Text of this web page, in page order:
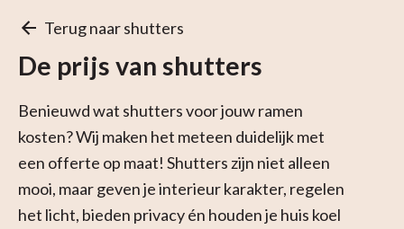
Terug naar shutters
De prijs van shutters
Benieuwd wat shutters voor jouw ramen
kosten? Wij maken het meteen duidelijk met
een offerte op maat! Shutters zijn niet alleen
mooi, maar geven je interieur karakter, regelen
het licht, bieden privacy én houden je huis koel